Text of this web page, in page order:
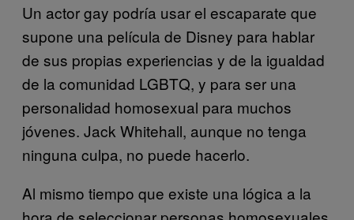
Un actor gay podría usar el escaparate que
supone una película de Disney para hablar
de sus propias experiencias y de la igualdad
de la comunidad LGBTQ, y para ser una
personalidad homosexual para muchos
jóvenes. Jack Whitehall, aunque no tenga
ninguna culpa, no puede hacerlo.
Al mismo tiempo que existe una lógica a la